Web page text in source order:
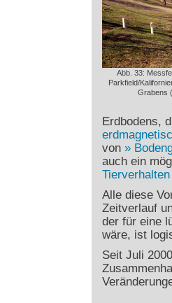
Abb. 33:
Parkfield/
Grabens
Erdbodens,
von
auch ein
Tierverhalten
Alle diese
Zeitverlauf
der für eine
wäre, ist
Seit Juli